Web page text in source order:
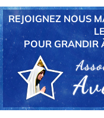
REJOIGNEZ NOUS
POUR GRANDIR